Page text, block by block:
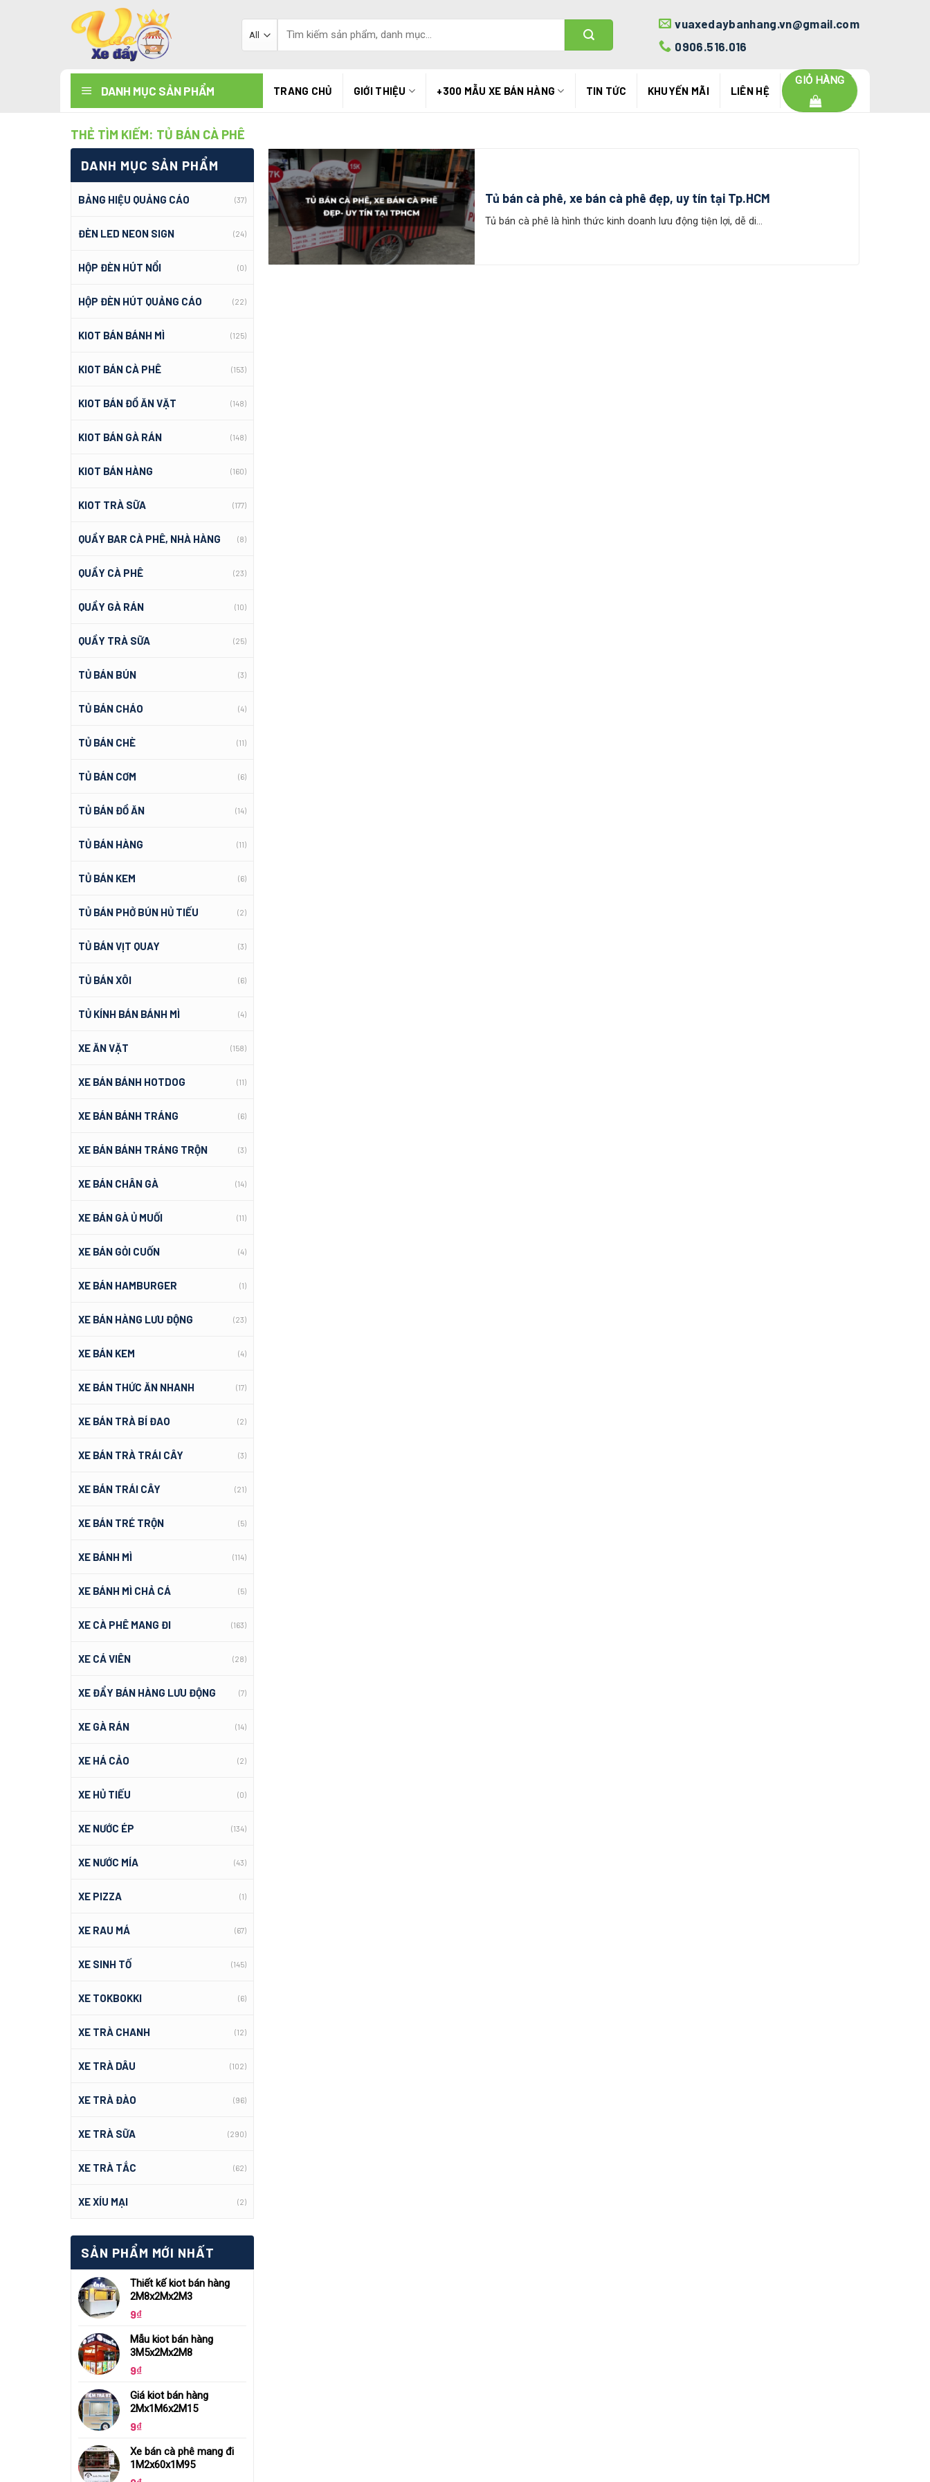
kiếm:
vuaxedaybanhang.vn@gmail.com
0906.516.016
DANH MỤC SẢN PHẨM TRANG CHỦ GIỚI THIỆU +300 MẪU XE BÁN HÀNG TIN TỨC KHUYẾN MÃI LIÊN HỆ
GIỎ HÀNG
THẺ TÌM KIẾM: TỦ BÁN CÀ PHÊ
DANH MỤC SẢN PHẨM
BẢNG HIỆU QUẢNG CÁO (37)
ĐÈN LED NEON SIGN (24)
HỘP ĐÈN HÚT NỔI (0)
HỘP ĐÈN HÚT QUẢNG CÁO (22)
KIOT BÁN BÁNH MÌ (125)
KIOT BÁN CÀ PHÊ (153)
KIOT BÁN ĐỒ ĂN VẶT (148)
KIOT BÁN GÀ RÁN (148)
KIOT BÁN HÀNG (160)
KIOT TRÀ SỮA (177)
QUẦY BAR CÀ PHÊ, NHÀ HÀNG (8)
QUẦY CÀ PHÊ (23)
QUẦY GÀ RÁN (10)
QUẦY TRÀ SỮA (25)
TỦ BÁN BÚN (3)
TỦ BÁN CHÁO (4)
TỦ BÁN CHÈ (11)
TỦ BÁN CƠM (6)
TỦ BÁN ĐỒ ĂN (14)
TỦ BÁN HÀNG (11)
TỦ BÁN KEM (6)
TỦ BÁN PHỞ BÚN HỦ TIẾU (2)
TỦ BÁN VỊT QUAY (3)
TỦ BÁN XÔI (6)
TỦ KÍNH BÁN BÁNH MÌ (4)
XE ĂN VẶT (158)
XE BÁN BÁNH HOTDOG (11)
XE BÁN BÁNH TRÁNG (6)
XE BÁN BÁNH TRÁNG TRỘN (3)
XE BÁN CHÂN GÀ (14)
XE BÁN GÀ Ủ MUỐI (11)
XE BÁN GỎI CUỐN (4)
XE BÁN HAMBURGER (1)
XE BÁN HÀNG LƯU ĐỘNG (23)
XE BÁN KEM (4)
XE BÁN THỨC ĂN NHANH (17)
XE BÁN TRÀ BÍ ĐAO (2)
XE BÁN TRÀ TRÁI CÂY (3)
XE BÁN TRÁI CÂY (21)
XE BÁN TRÉ TRỘN (5)
XE BÁNH MÌ (114)
XE BÁNH MÌ CHẢ CÁ (5)
XE CÀ PHÊ MANG ĐI (163)
XE CÁ VIÊN (28)
XE ĐẨY BÁN HÀNG LƯU ĐỘNG (7)
XE GÀ RÁN (14)
XE HÁ CẢO (2)
XE HỦ TIẾU (0)
XE NƯỚC ÉP (134)
XE NƯỚC MÍA (43)
XE PIZZA (1)
XE RAU MÁ (67)
XE SINH TỐ (145)
XE TOKBOKKI (6)
XE TRÀ CHANH (12)
XE TRÀ DÂU (102)
XE TRÀ ĐÀO (96)
XE TRÀ SỮA (290)
XE TRÀ TẮC (62)
XE XÍU MẠI (2)
SẢN PHẨM MỚI NHẤT
Thiết kế kiot bán hàng
2M8x2Mx2M3
9₫
Mẫu kiot bán hàng
3M5x2Mx2M8
9₫
Giá kiot bán hàng
2Mx1M6x2M15
9₫
Xe bán cà phê mang đi
1M2x60x1M95
Tủ bán cà phê, xe bán cà phê đẹp, uy tín tại Tp.HCM
Tủ bán cà phê là hình thức kinh doanh lưu động tiện lợi, dễ di...